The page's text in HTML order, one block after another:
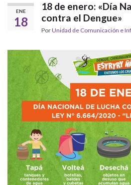
ENE
18
18 de enero: «Día
contra el Dengue»
PorUnidad de Comunicación e